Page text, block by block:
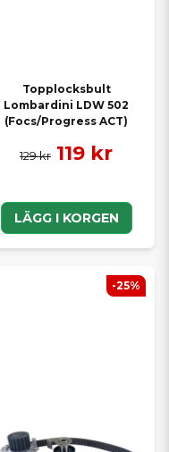
Topplocksbult
Lombardini LDW 502
(Focs/Progress ACT)
129 kr 119 kr
LÄGG I KORGEN
-25%